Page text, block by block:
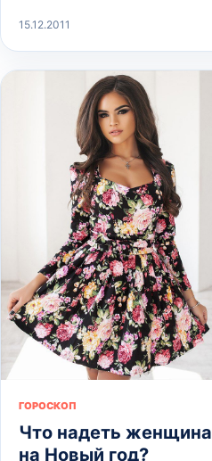
15.12.2011
ГОРОСКОП
Что надеть
на Новый год?